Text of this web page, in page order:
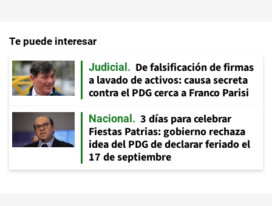
Te puede interesar
Judicial
De falsificación de firmas
a lavado de activos: causa secreta
contra el PDG cerca a Franco Parisi
Nacional
3 días para celebrar
Fiestas Patrias: gobierno rechaza
idea del PDG de declarar feriado el
17 de septiembre